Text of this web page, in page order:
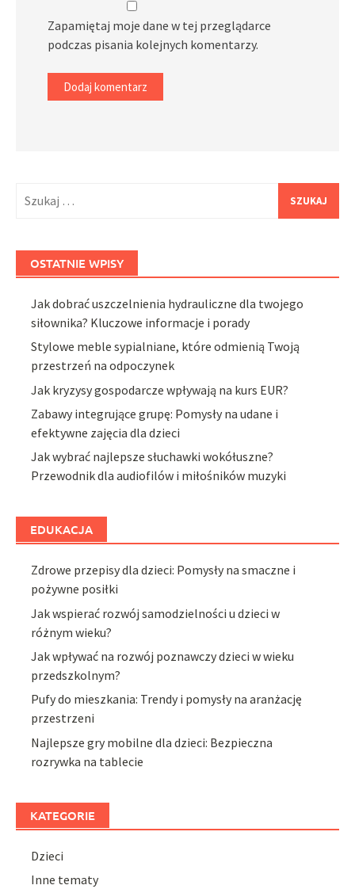
Zapamiętaj moje dane w tej przeglądarce
podczas pisania kolejnych komentarzy.
OSTATNIE WPISY
Jak dobrać uszczelnienia hydrauliczne dla twojego
siłownika? Kluczowe informacje i porady
Stylowe meble sypialniane, które odmienią Twoją
przestrzeń na odpoczynek
Jak kryzysy gospodarcze wpływają na kurs EUR?
Zabawy integrujące grupę: Pomysły na udane i
efektywne zajęcia dla dzieci
Jak wybrać najlepsze słuchawki wokółuszne?
Przewodnik dla audiofilów i miłośników muzyki
EDUKACJA
Zdrowe przepisy dla dzieci: Pomysły na smaczne i
pożywne posiłki
Jak wspierać rozwój samodzielności u dzieci w
różnym wieku?
Jak wpływać na rozwój poznawczy dzieci w wieku
przedszkolnym?
Pufy do mieszkania: Trendy i pomysły na aranżację
przestrzeni
Najlepsze gry mobilne dla dzieci: Bezpieczna
rozrywka na tablecie
KATEGORIE
Dzieci
Inne tematy